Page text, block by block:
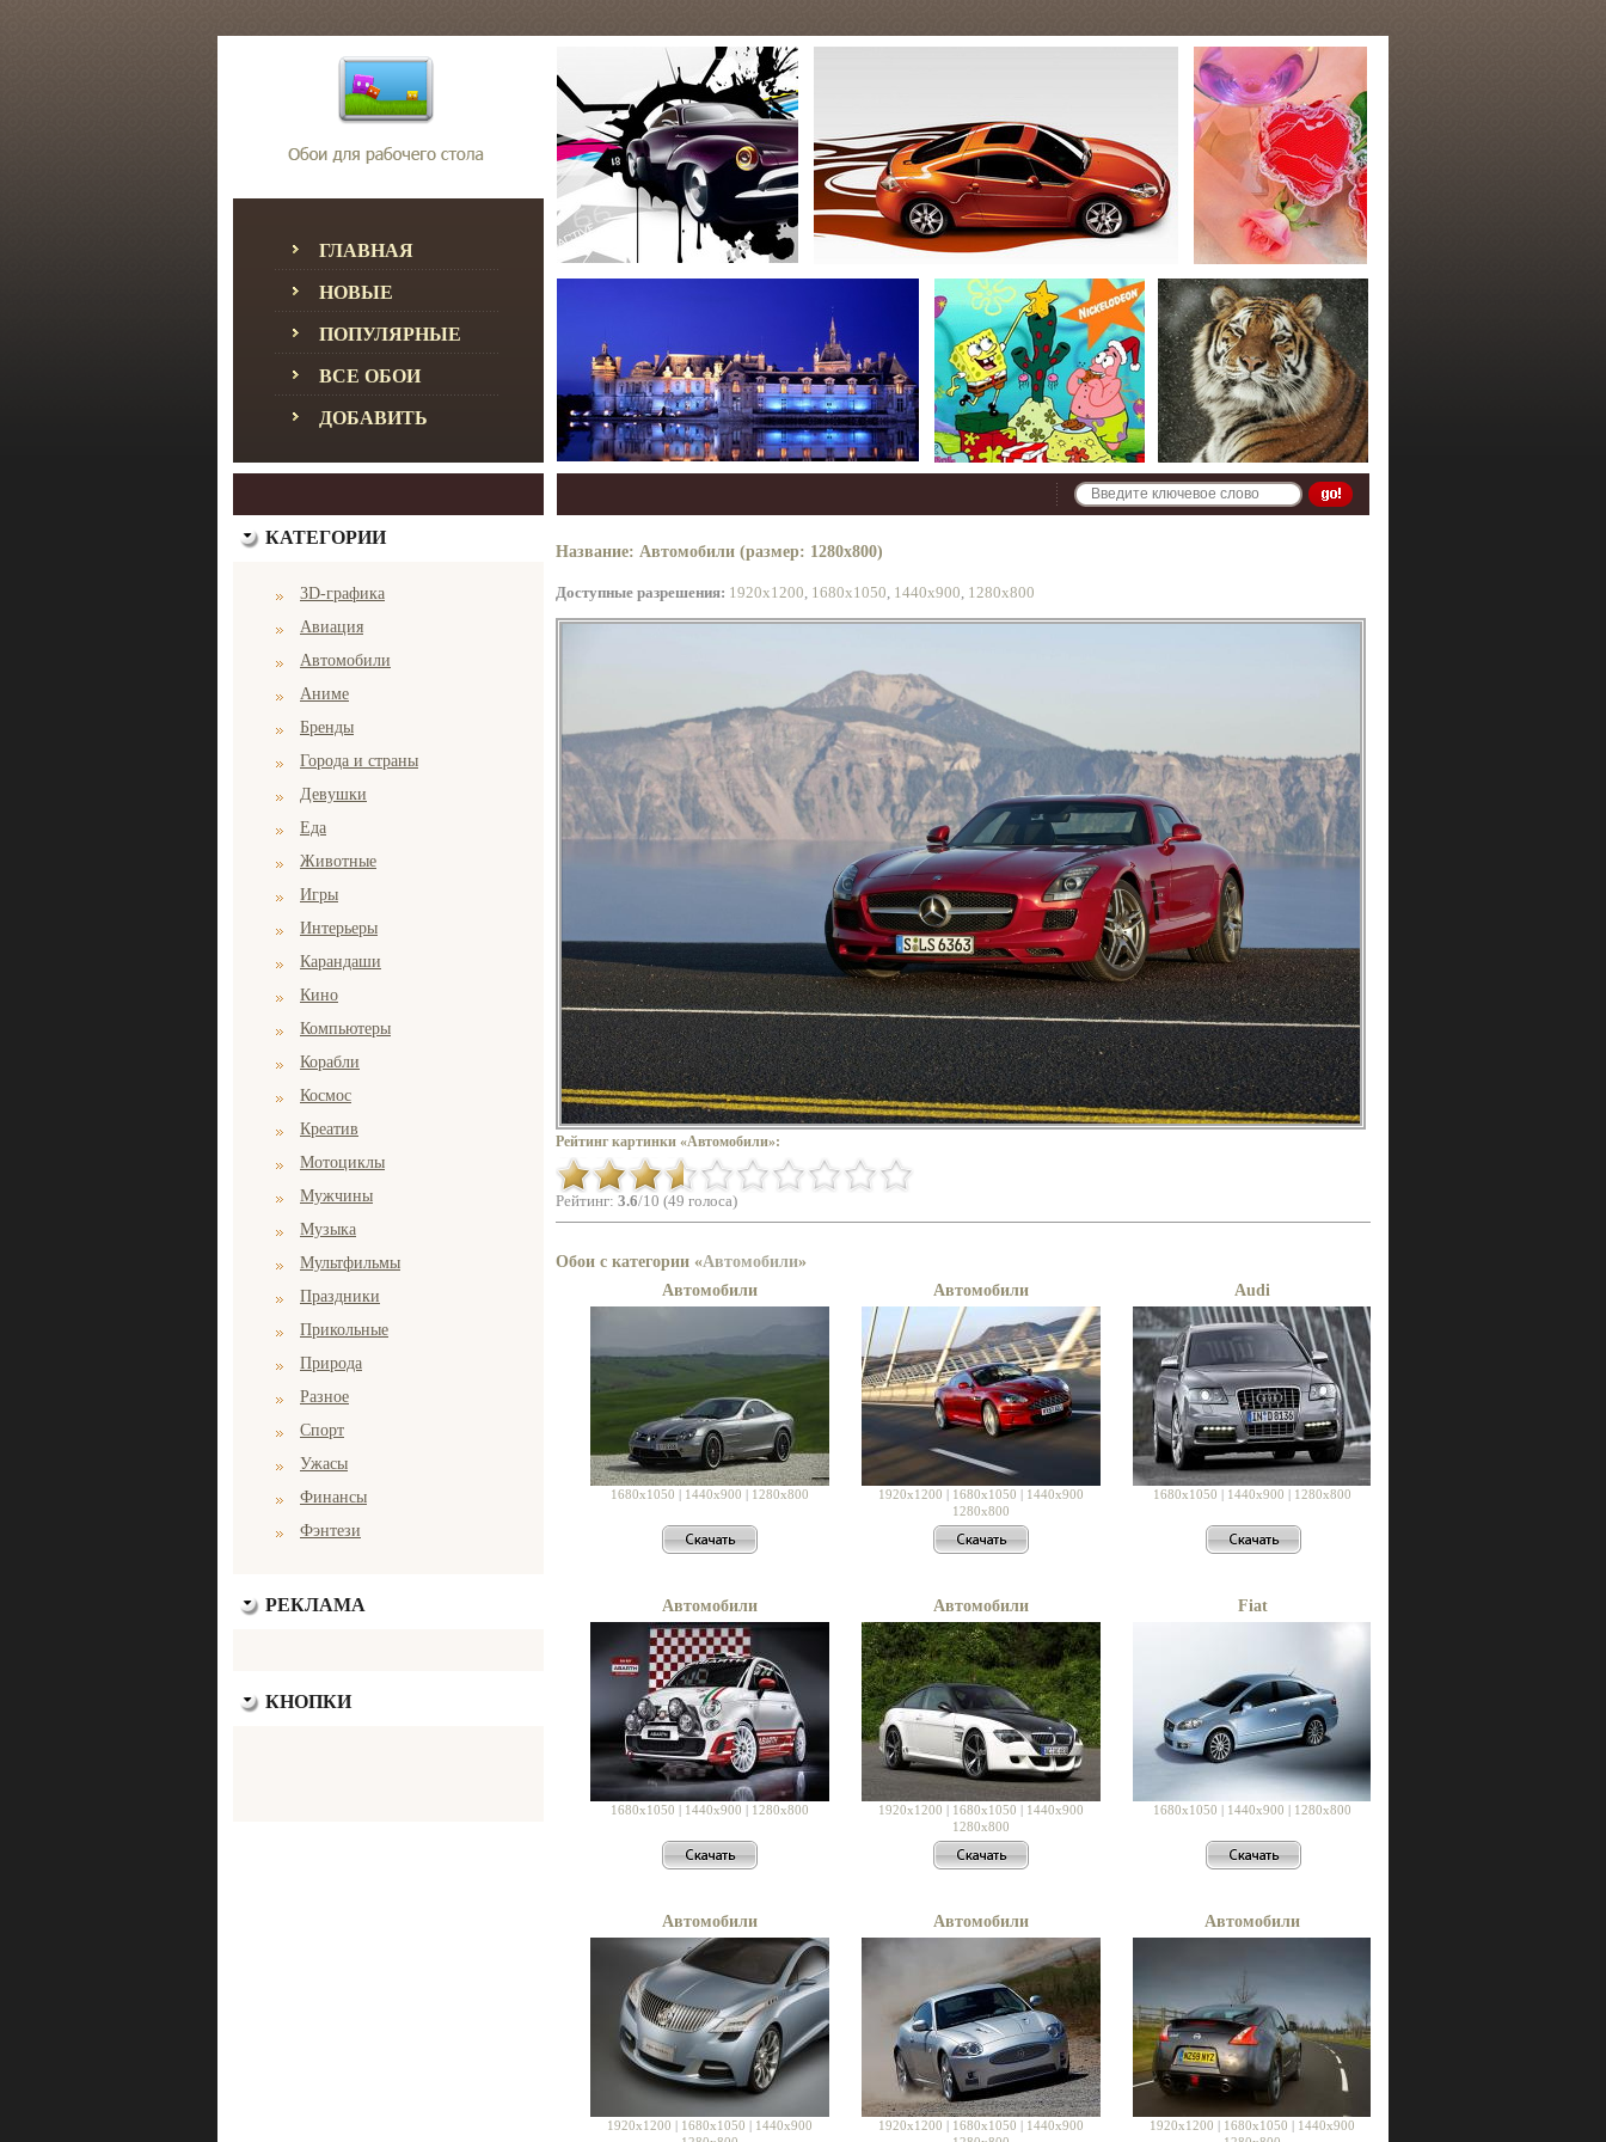
ГЛАВНАЯ
НОВЫЕ
ПОПУЛЯРНЫЕ
ВСЕ ОБОИ
ДОБАВИТЬ
КАТЕГОРИИ
3D-графика
Авиация
Автомобили
Аниме
Бренды
Города и страны
Девушки
Еда
Животные
Игры
Интерьеры
Карандаши
Кино
Компьютеры
Корабли
Космос
Креатив
Мотоциклы
Мужчины
Музыка
Мультфильмы
Праздники
Прикольные
Природа
Разное
Спорт
Ужасы
Финансы
Фэнтези
РЕКЛАМА
КНОПКИ
Название: Автомобили (размер: 1280x800)
Доступные разрешения: 1920x1200, 1680x1050, 1440x900, 1280x800
Рейтинг картинки «Автомобили»:
Рейтинг: 3.6/10 (49 голоса)
Обои с категории «Автомобили»
Автомобили
1680x1050 | 1440x900 | 1280x800
Автомобили
1920x1200 | 1680x1050 | 1440x900
1280x800
Audi
1680x1050 | 1440x900 | 1280x800
Автомобили
1680x1050 | 1440x900 | 1280x800
Автомобили
1920x1200 | 1680x1050 | 1440x900
1280x800
Fiat
1680x1050 | 1440x900 | 1280x800
Автомобили
1920x1200 | 1680x1050 | 1440x900
Автомобили
1920x1200 | 1680x1050 | 1440x900
Автомобили
1920x1200 | 1680x1050 | 1440x900